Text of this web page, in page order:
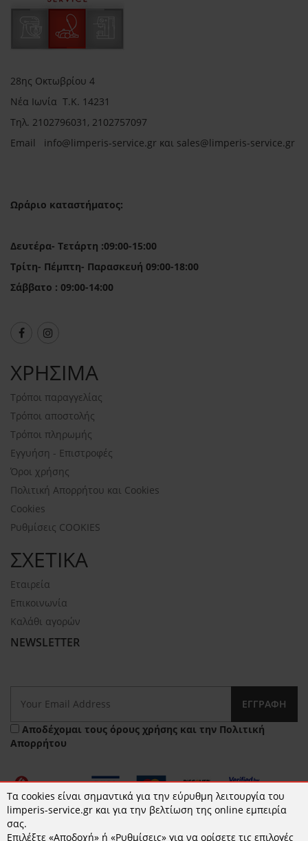
28ης Οκτωβρίου 4
Νέα Ιωνία Τ.Κ. 14231
Τηλ. 2102796031, 2102757097
Email info@limperis-service.gr και sales@limperis-service.gr
Ωράριο καταστήματος:
Δευτέρα- Τετάρτη :09:00-15:00
Τρίτη- Πέμπτη- Παρασκευή 09:00-18:00
Σάββατο : 09:00-14:00
ΧΡΗΣΙΜΑ
Τρόποι παραγγελίας
Τρόποι αποστολής
Τρόποι πληρωμής
Εγγυήση - Επιστροφές
Όροι χρήσης
Πολιτική Απορρήτου και Cookies
Cookies
Ρυθμίσεις COOKIES
ΣΧΕΤΙΚΑ
Εταιρεία
Επικοινωνία
Καλάθι αγορών
NEWSLETTER
ΕΓΓΡΑΦΉ
Αποδέχομαι τους όρους χρήσης και την Πολιτική
Απορρήτου
Τα cookies είναι σημαντικά για την εύρυθμη λειτουργία του
limperis-service.gr και για την βελτίωση της online εμπειρία
σας.
Επιλέξτε «Αποδοχή» ή «Ρυθμίσεις» για να ορίσετε τις επιλογές